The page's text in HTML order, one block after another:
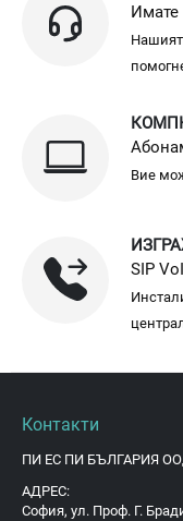
Нашият
Вие
SIP
Контакти
ПИ ЕС ПИ БЪЛГАРИЯ
АДРЕС:
София, ул. Проф. Г.